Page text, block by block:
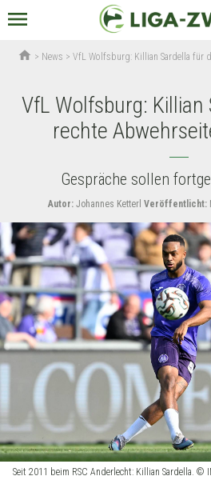
menu
home > News >VfL Wolfsburg: Killian Sardella für
VfL Wolfsburg: Killian
rechte
Gespräche sollen
Autor:Johannes Ketterl Veröffentlicht:
Seit 2011 beim RSC Anderlecht: Killian Sardella. ©